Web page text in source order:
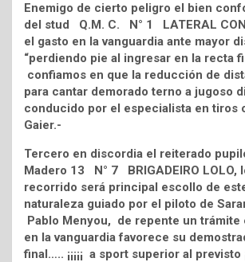
Enemigo de cierto peligro el bien
del stud Q.M. C. N° 1 LATERAL
el gasto en la vanguardia ante mayor
“perdiendo pie al ingresar en la recta
confiamos en que la reducción de
para cantar demorado terno a jugoso
conducido por el especialista en tiros
Gaier.-
Tercero en discordia el reiterado
Madero 13 N° 7 BRIGADEIRO LOLO,
recorrido será principal escollo de
naturaleza guiado por el piloto de
Pablo Menyou, de repente un trámite
en la vanguardia favorece su
final….. ¡¡¡¡¡ a sport superior al previsto